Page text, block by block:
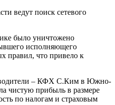
ведут поиск сетевого
было уничтожено
исполняющего
правил, что привело к
– КФХ С.Ким в Южно-
чистую прибыль в размере
по налогам и страховым